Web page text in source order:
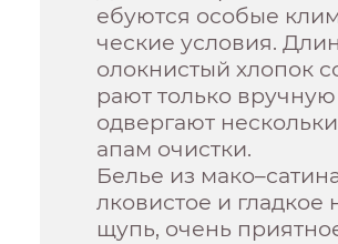
ебуются особые
ческие условия.
олокнистый хлопок
рают только
одвергают
апам очистки.
Белье из
лковистое и гладкое
щупь, очень